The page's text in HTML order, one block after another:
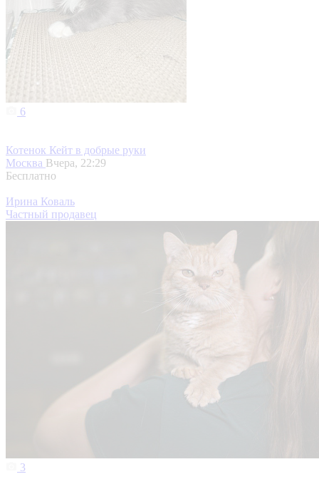
6
Котенок Кейт в добрые руки
Москва Вчера, 22:29
Бесплатно
Ирина Коваль
Частный продавец
3